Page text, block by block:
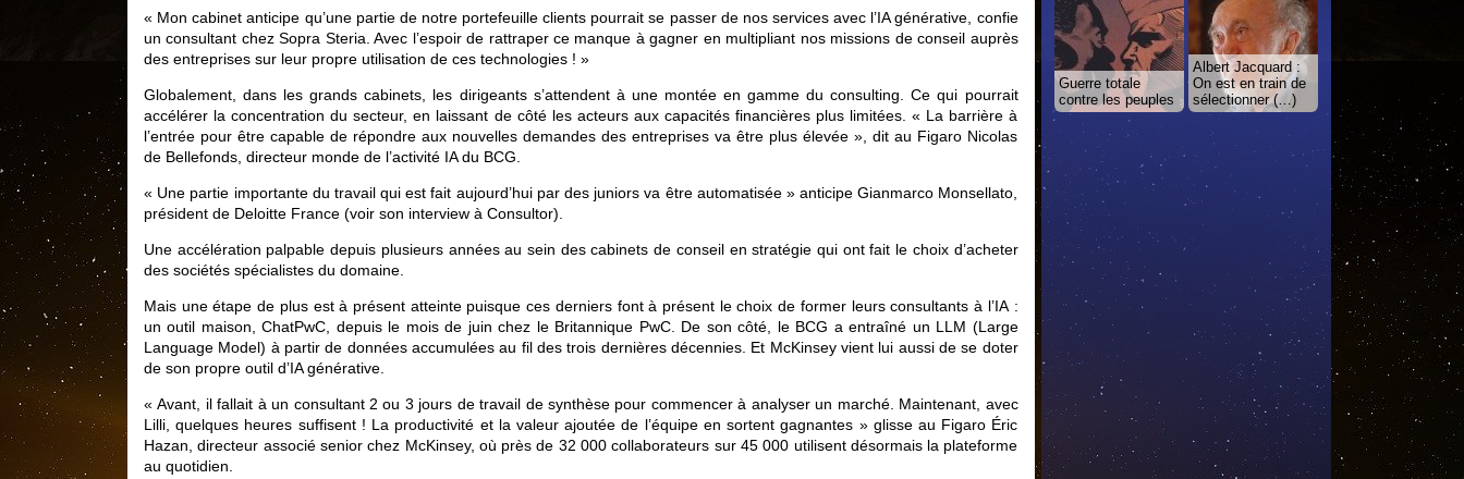
« Mon cabinet anticipe qu’une partie de notre portefeuille clients pourrait se passer de nos services avec l’IA générative, confie
un consultant chez Sopra Steria. Avec l’espoir de rattraper ce manque à gagner en multipliant nos missions de conseil auprès
des entreprises sur leur propre utilisation de ces technologies ! »
Globalement, dans les grands cabinets, les dirigeants s’attendent à une montée en gamme du consulting. Ce qui pourrait
accélérer la concentration du secteur, en laissant de côté les acteurs aux capacités financières plus limitées. « La barrière à
l’entrée pour être capable de répondre aux nouvelles demandes des entreprises va être plus élevée », dit au Figaro Nicolas
de Bellefonds, directeur monde de l’activité IA du BCG.
« Une partie importante du travail qui est fait aujourd’hui par des juniors va être automatisée » anticipe Gianmarco Monsellato,
président de Deloitte France (voir son interview à Consultor).
Une accélération palpable depuis plusieurs années au sein des cabinets de conseil en stratégie qui ont fait le choix d’acheter
des sociétés spécialistes du domaine.
Mais une étape de plus est à présent atteinte puisque ces derniers font à présent le choix de former leurs consultants à l’IA :
un outil maison, ChatPwC, depuis le mois de juin chez le Britannique PwC. De son côté, le BCG a entraîné un LLM (Large
Language Model) à partir de données accumulées au fil des trois dernières décennies. Et McKinsey vient lui aussi de se doter
de son propre outil d’IA générative.
« Avant, il fallait à un consultant 2 ou 3 jours de travail de synthèse pour commencer à analyser un marché. Maintenant, avec
Lilli, quelques heures suffisent ! La productivité et la valeur ajoutée de l’équipe en sortent gagnantes » glisse au Figaro Éric
Hazan, directeur associé senior chez McKinsey, où près de 32 000 collaborateurs sur 45 000 utilisent désormais la plateforme
au quotidien.
Guerre totale
contre les peuples
Albert Jacquard :
On est en train de
sélectionner (…)